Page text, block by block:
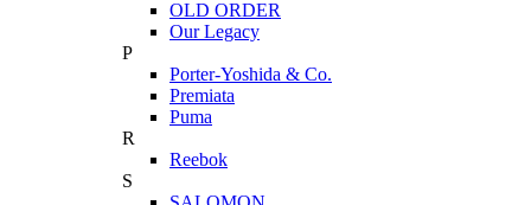
OLD ORDER
Our Legacy
P
Porter-Yoshida & Co.
Premiata
Puma
R
Reebok
S